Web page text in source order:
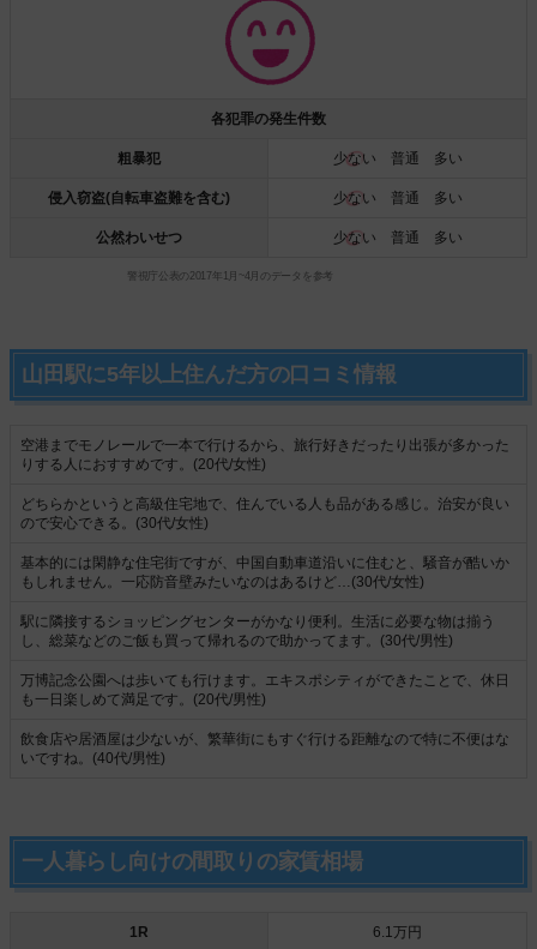
各犯罪の発生件数
粗暴犯 少ない 普通 多い
侵入窃盗(自転車盗難を含む) 少ない 普通 多い
公然わいせつ 少ない 普通 多い
警視庁公表の2017年1月~4月のデータを参考
山田駅に5年以上住んだ方の口コミ情報
空港までモノレールで一本で行けるから、旅行好きだったり出張が多かった
りする人におすすめです。(20代/女性)
どちらかというと高級住宅地で、住んでいる人も品がある感じ。治安が良い
ので安心できる。(30代/女性)
基本的には閑静な住宅街ですが、中国自動車道沿いに住むと、騒音が酷いか
もしれません。一応防音壁みたいなのはあるけど…(30代/女性)
駅に隣接するショッピングセンターがかなり便利。生活に必要な物は揃う
し、総菜などのご飯も買って帰れるので助かってます。(30代/男性)
万博記念公園へは歩いても行けます。エキスポシティができたことで、休日
も一日楽しめて満足です。(20代/男性)
飲食店や居酒屋は少ないが、繁華街にもすぐ行ける距離なので特に不便はな
いですね。(40代/男性)
一人暮らし向けの間取りの家賃相場
1R 6.1万円